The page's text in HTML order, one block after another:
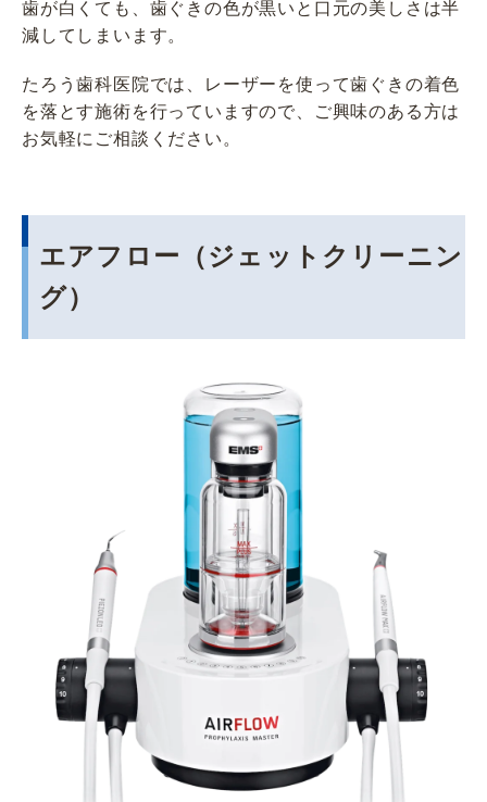
歯が白くても、歯ぐきの色が黒いと口元の美しさは半
減してしまいます。
たろう歯科医院では、レーザーを使って歯ぐきの着色
を落とす施術を行っていますので、ご興味のある方は
お気軽にご相談ください。
エアフロー（ジェットクリーニン
グ）